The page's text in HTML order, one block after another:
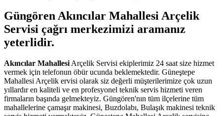
Güngören Akıncılar Mahallesi Arçelik
Servisi çağrı merkezimizi aramanız
yeterlidir.
Akıncılar Mahallesi Arçelik Servisi ekiplerimiz 24 saat size hizmet
vermek için telefonun öbür ucunda beklemektedir. Güneştepe
Mahallesi Arçelik ervisi olarak siz değerli müşterilerimize çok uzun
yıllardır en kaliteli ve en profesyonel teknik servis hizmeti veren
firmaların başında gelmekteyiz. Güngören'nın tüm ilçelerine tüm
mahallelerine çamaşır makinesi, Buzdolabı, Bulaşık makinesi teknik